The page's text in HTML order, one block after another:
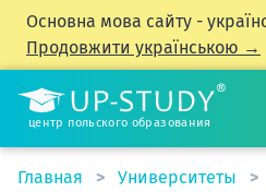
Основна мова сайту -
Продовжити українською →
центр польского образования
Главная Университеты